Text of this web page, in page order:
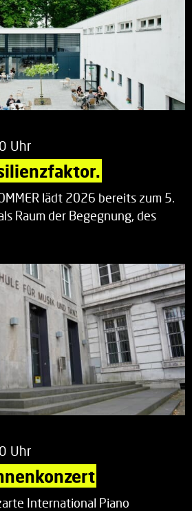
Uhr
lädt 2026 bereits zum 5.
Raum der Begegnung, des
Uhr
International Piano